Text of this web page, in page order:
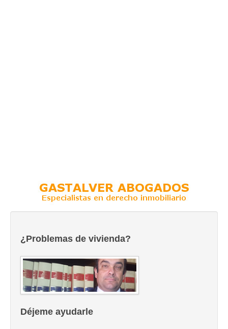
¿Problemas de vivienda?
Déjeme ayudarle